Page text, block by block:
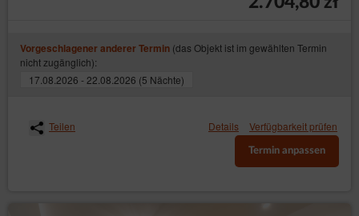
Vorgeschlagener anderer Termin (das Objekt ist im gewählten Termin
nicht zugänglich):
17.08.2026 - 22.08.2026 (5 Nächte)
Teilen Details Verfügbarkeit prüfen
Termin anpassen